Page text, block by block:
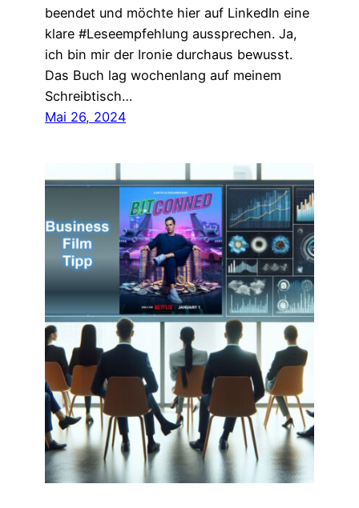
beendet und möchte hier auf LinkedIn eine
klare #Leseempfehlung aussprechen. Ja,
ich bin mir der Ironie durchaus bewusst.
Das Buch lag wochenlang auf meinem
Schreibtisch…
Mai 26, 2024